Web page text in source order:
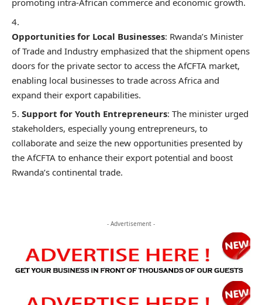
promoting intra-African commerce and economic growth.
Opportunities for Local Businesses: Rwanda’s Minister
of Trade and Industry emphasized that the shipment opens
doors for the private sector to access the AfCFTA market,
enabling local businesses to trade across Africa and
expand their export capabilities.
Support for Youth Entrepreneurs: The minister urged
stakeholders, especially young entrepreneurs, to
collaborate and seize the new opportunities presented by
the AfCFTA to enhance their export potential and boost
Rwanda’s continental trade.
- Advertisement -